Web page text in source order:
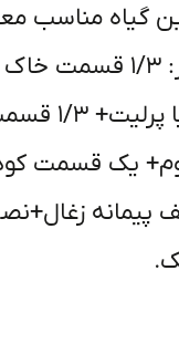
مناسب
قسمت شن یا
یک قسمت کود
زغال+نصف